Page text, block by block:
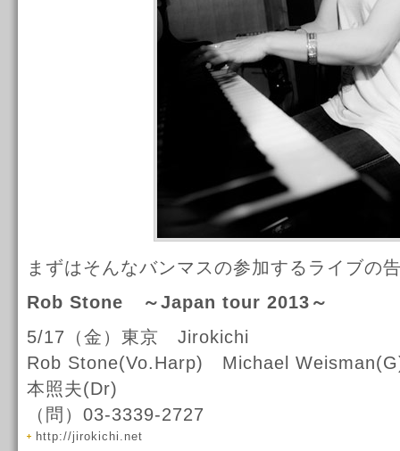
まずはそんなバンマスの参加するライブの
Rob Stone ～Japan tour 2013～
5/17（金）東京 Jirokichi
Rob Stone(Vo.Harp) Michael
本照夫(Dr)
（問）03-3339-2727
http://jirokichi.net